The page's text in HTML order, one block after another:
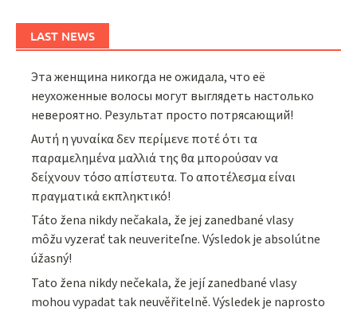
LAST NEWS
Эта женщина никогда не ожидала, что её
неухоженные волосы могут выглядеть настолько
невероятно. Результат просто потрясающий!
Αυτή η γυναίκα δεν περίμενε ποτέ ότι τα
παραμελημένα μαλλιά της θα μπορούσαν να
δείχνουν τόσο απίστευτα. Το αποτέλεσμα είναι
πραγματικά εκπληκτικό!
Táto žena nikdy nečakala, že jej zanedbané vlasy
môžu vyzerať tak neuveriteľne. Výsledok je absolútne
úžasný!
Tato žena nikdy nečekala, že její zanedbané vlasy
mohou vypadat tak neuvěřitelně. Výsledek je naprosto